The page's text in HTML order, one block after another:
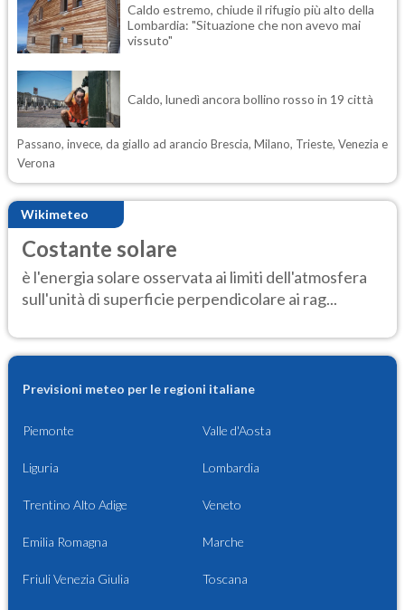
Wikimeteo
Costante solare
è l'energia solare osservata ai limiti dell'atmosfera
sull'unità di superficie perpendicolare ai rag...
Caldo estremo, chiude il rifugio più alto della
Lombardia: "Situazione che non avevo mai
vissuto"
Caldo, lunedì ancora bollino rosso in 19 città
Passano, invece, da giallo ad arancio Brescia, Milano, Trieste, Venezia e
Verona
Previsioni meteo per le regioni italiane
Piemonte Valle d'Aosta
Liguria Lombardia
Trentino Alto Adige Veneto
Emilia Romagna Marche
Friuli Venezia Giulia Toscana